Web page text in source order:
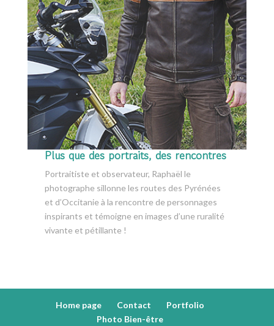
Plus que des portraits, des rencontres
Portraitiste et observateur, Raphaël le
photographe sillonne les routes des Pyrénées
et d’Occitanie à la rencontre de personnages
inspirants et témoigne en images d’une ruralité
vivante et pétillante !
Home page Contact
Portfolio
Photo Bien-être